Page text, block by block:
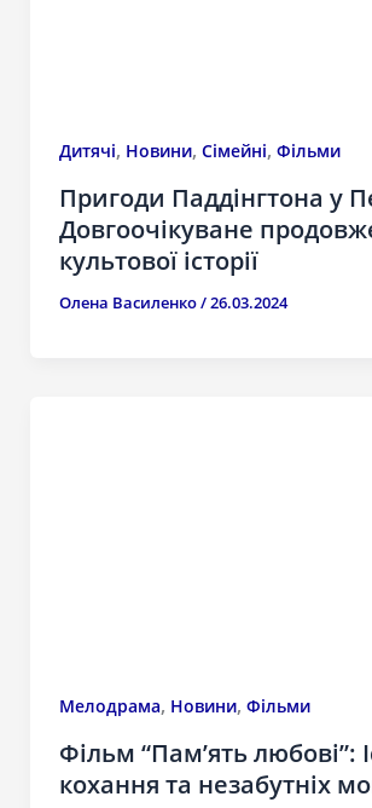
Дитячі, Новини, Сімейні, Фільми
Пригоди Паддінгтона у
Довгоочікуване
культової історії
Олена Василенко/26.03.2024
Мелодрама, Новини, Фільми
Фільм “Пам’ять любові”:
кохання та незабутніх